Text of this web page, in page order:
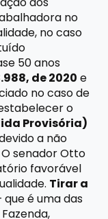
no
no caso
50 anos
de 2020 e
no caso de
o
Provisória)
a não
senador Otto
favorável
Tirar a
é uma das